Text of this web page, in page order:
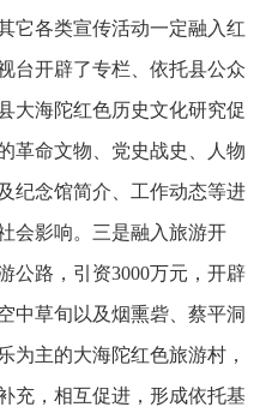
它各类宣传活动一定融入红
台开辟了专栏、依托县公众
大海陀红色历史文化研究促
革命文物、党史战史、人物
纪念馆简介、工作动态等进
会影响。三是融入旅游开
公路，引资3000万元，开辟
中草旬以及烟熏砦、蔡平洞
为主的大海陀红色旅游村，
充，相互促进，形成依托基